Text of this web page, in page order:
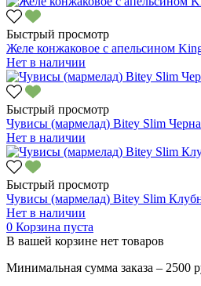
Быстрый просмотр
Желе конжаковое с апельсином
Нет в наличии
Быстрый просмотр
Чувисы (мармелад) Bitey Slim
Нет в наличии
Быстрый просмотр
Чувисы (мармелад) Bitey Slim
Нет в наличии
0 Корзина пуста
В вашей корзине нет товаров
Минимальная сумма заказа – 2500